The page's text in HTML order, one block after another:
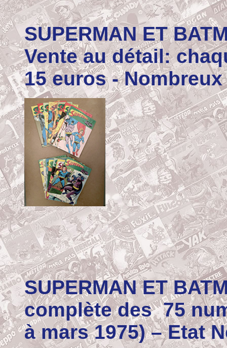
SUPERMAN ET
Vente au détail:
15 euros -
SUPERMAN ET
complète des 75
à mars 1975) – Etat